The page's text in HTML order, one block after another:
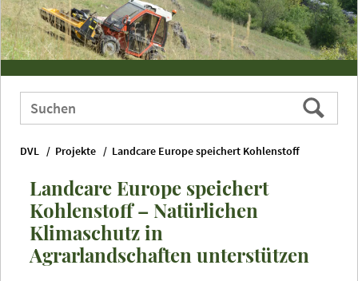
Webauftritt
durchsuchen
Suchen
DVL Projekte Landcare Europe speichert Kohlenstoff
Landcare Europe speichert
Kohlenstoff – Natürlichen
Klimaschutz in
Agrarlandschaften unterstützen